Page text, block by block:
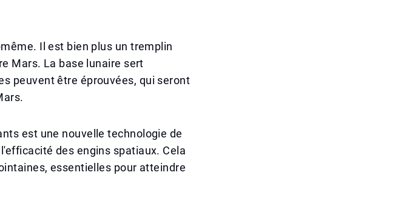
Il est bien plus un tremplin
Mars. La base lunaire sert
peuvent être éprouvées, qui seront
est une nouvelle technologie de
des engins spatiaux. Cela
essentielles pour atteindre